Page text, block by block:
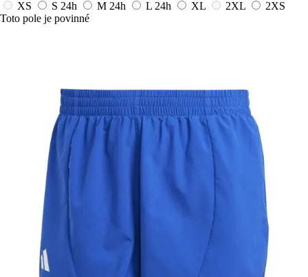
XS S 24h M 24h L 24h XL 2XL
2XS
Toto pole je povinné